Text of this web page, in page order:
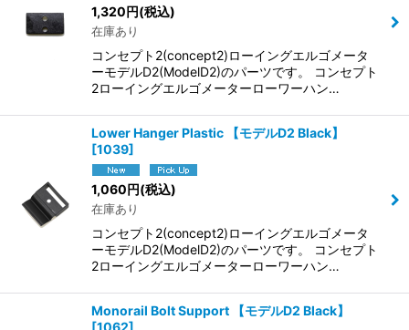
1,320円(税込)
在庫あり
コンセプト2(concept2)ローイングエルゴメータ
ーモデルD2(ModelD2)のパーツです。 コンセプト
2ローイングエルゴメーターローワーハン…
Lower Hanger Plastic 【モデルD2 Black】
[1039]
1,060円(税込)
在庫あり
コンセプト2(concept2)ローイングエルゴメータ
ーモデルD2(ModelD2)のパーツです。 コンセプト
2ローイングエルゴメーターローワーハン…
Monorail Bolt Support 【モデルD2 Black】
[1062]